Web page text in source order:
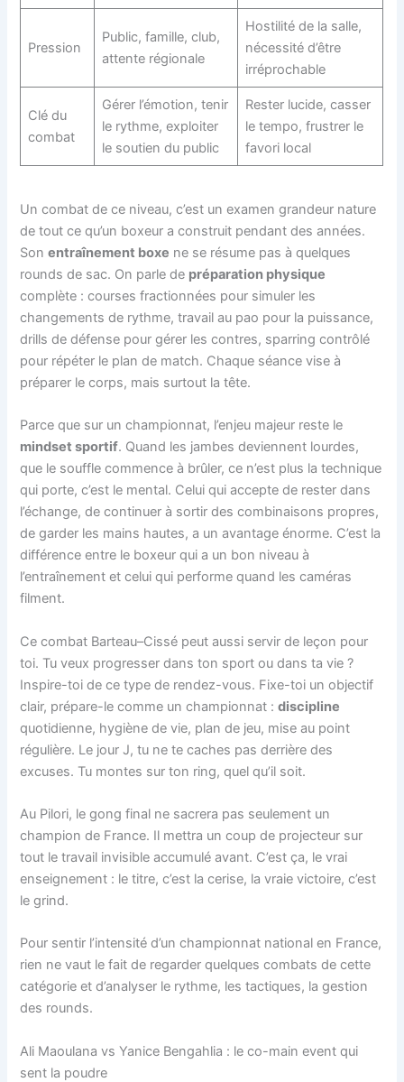
Pression
Public, famille, club,
attente régionale
Hostilité de la salle,
nécessité d’être
irréprochable
Clé du
combat
Gérer l’émotion, tenir
le rythme, exploiter
le soutien du public
Rester lucide, casser
le tempo, frustrer le
favori local
Un combat de ce niveau, c’est un examen grandeur nature
de tout ce qu’un boxeur a construit pendant des années.
Sonentraînement boxe ne se résume pas à quelques
rounds de sac. On parle de préparation physique
complète : courses fractionnées pour simuler les
changements de rythme, travail au pao pour la puissance,
drills de défense pour gérer les contres, sparring contrôlé
pour répéter le plan de match. Chaque séance vise à
préparer le corps, mais surtout la tête.
Parce que sur un championnat, l’enjeu majeur reste le
mindset sportif. Quand les jambes deviennent lourdes,
que le souffle commence à brûler, ce n’est plus la technique
qui porte, c’est le mental. Celui qui accepte de rester dans
l’échange, de continuer à sortir des combinaisons propres,
de garder les mains hautes, a un avantage énorme. C’est la
différence entre le boxeur qui a un bon niveau à
l’entraînement et celui qui performe quand les caméras
filment.
Ce combat Barteau–Cissé peut aussi servir de leçon pour
toi. Tu veux progresser dans ton sport ou dans ta vie ?
Inspire-toi de ce type de rendez-vous. Fixe-toi un objectif
clair, prépare-le comme un championnat :discipline
quotidienne, hygiène de vie, plan de jeu, mise au point
régulière. Le jour J, tu ne te caches pas derrière des
excuses. Tu montes sur ton ring, quel qu’il soit.
Au Pilori, le gong final ne sacrera pas seulement un
champion de France. Il mettra un coup de projecteur sur
tout le travail invisible accumulé avant. C’est ça, le vrai
enseignement : le titre, c’est la cerise, la vraie victoire, c’est
le grind.
Pour sentir l’intensité d’un championnat national en France,
rien ne vaut le fait de regarder quelques combats de cette
catégorie et d’analyser le rythme, les tactiques, la gestion
des rounds.
Ali Maoulana vs Yanice Bengahlia : le co-main event qui
sent la poudre